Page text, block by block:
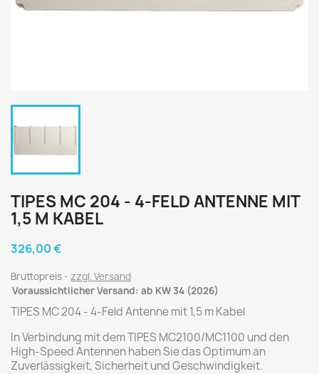
TIPES MC 204 - 4-FELD ANTENNE MIT
1,5 M KABEL
326,00 €
Bruttopreis
zzgl. Versand
Voraussichtlicher Versand: ab KW 34 (2026)
TIPES MC 204 - 4-Feld Antenne mit 1,5 m Kabel
In Verbindung mit dem TIPES MC2100/MC1100 und den
High-Speed Antennen haben Sie das Optimum an
Zuverlässigkeit, Sicherheit und Geschwindigkeit.